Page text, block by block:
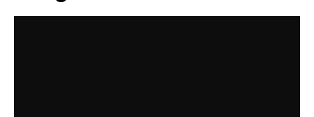
EMISIÓN 11:30 PM